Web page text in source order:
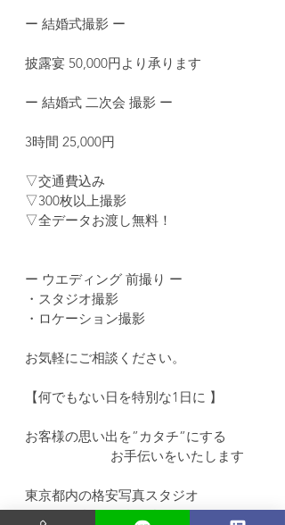
ー 結婚式撮影 ー
披露宴 50,000円より承ります
ー 結婚式 二次会 撮影 ー
3時間 25,000円
▽交通費込み
▽300枚以上撮影
▽全データお渡し無料！
ー ウエディング 前撮り ー
・スタジオ撮影
・ロケーション撮影
お気軽にご相談ください。
【何でもない日を特別な1日に 】
お客様の思い出を”カタチ”にする
                        お手伝いをいたします
東京都内の格安写真スタジオ
フォトスタジオ タンタン